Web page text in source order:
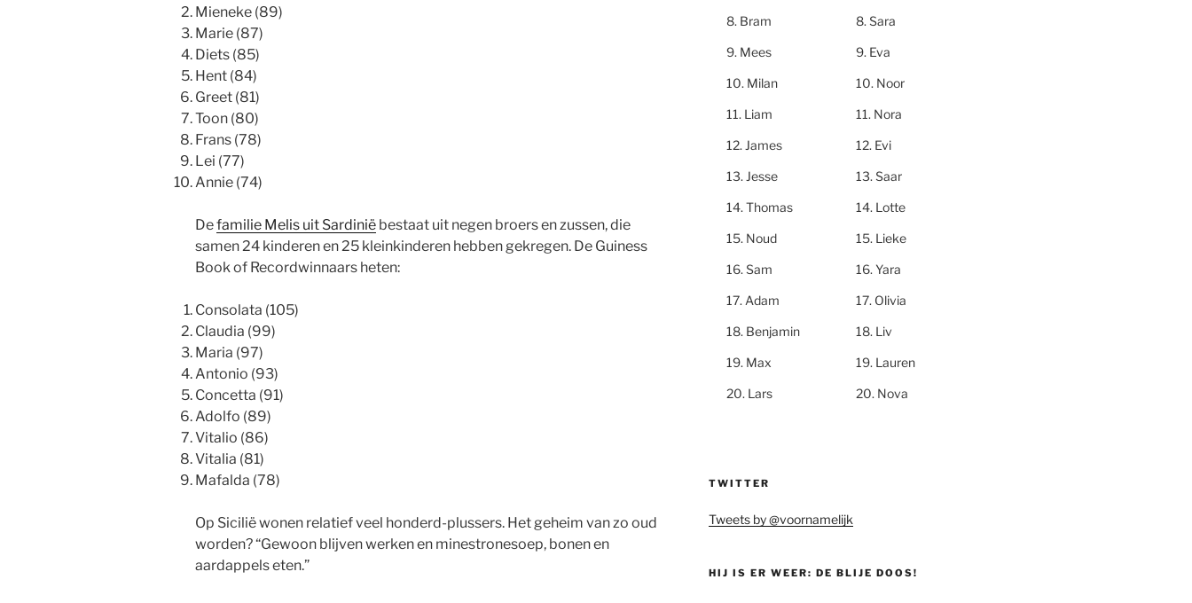
Mieneke (89)
Marie (87)
Diets (85)
Hent (84)
Greet (81)
Toon (80)
Frans (78)
Lei (77)
Annie (74)
Defamilie Melis uit Sardinië bestaat uit negen broers en zussen, die
samen 24 kinderen en 25 kleinkinderen hebben gekregen. De Guiness
Book of Recordwinnaars heten:
Consolata (105)
Claudia (99)
Maria (97)
Antonio (93)
Concetta (91)
Adolfo (89)
Vitalio (86)
Vitalia (81)
Mafalda (78)
Op Sicilië wonen relatief veel honderd-plussers. Het geheim van zo oud
worden? “Gewoon blijven werken en minestronesoep, bonen en
aardappels eten.”
Bram
Mees
Milan
Liam
James
Jesse
Thomas
Noud
Sam
Adam
Benjamin
Max
Lars
Sara
Eva
Noor
Nora
Evi
Saar
Lotte
Lieke
Yara
Olivia
Liv
Lauren
Nova
TWITTER
Tweets by @voornamelijk
HIJ IS ER WEER: DE BLIJE DOOS!